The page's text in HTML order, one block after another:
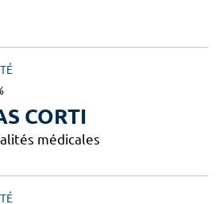
CORTI
médicales